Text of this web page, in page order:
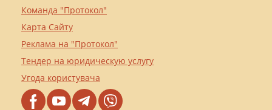
Команда "Протокол"
Карта Сайту
Реклама на "Протокол"
Тендер на юридическую услугу
Угода користувача